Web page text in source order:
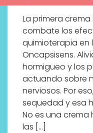
La primera
combate los
quimioterapia en
Oncapsisens.
hormigueo y los
actuando sobre
nerviosos. Por
sequedad y esa
No es una
las […]